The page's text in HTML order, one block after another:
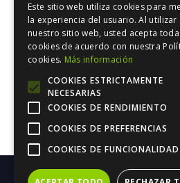
Web
Este sitio usa Akismet para
Aprende cómo se procesan
comentarios.
Este sitio web utiliza cookies para
la experiencia del usuario. Al utilizar
nuestro sitio web, usted acepta
cookies de acuerdo con nuestra
cookies. Más información
COOKIES ESTRICTAMENTE
NECESARIAS
COOKIES DE RENDIMIENTO
COOKIES DE PREFERENCIAS
COOKIES DE FUNCIONALIDAD